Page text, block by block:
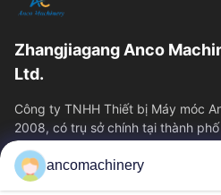
Zhangjiagang Anco
Ltd.
Công ty TNHH Thiết bị Máy móc
2008, có trụ sở chính tại thành
phố Tô Châu, tỉnh Giang Tô....
Liên Kết Nhanh
ancomachinery